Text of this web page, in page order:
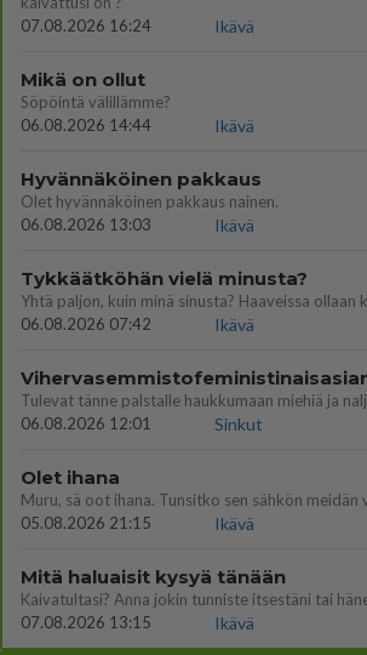
07.08.2026 16:24
Ikävä
Mikä on ollut
Söpöintä välillämme?
06.08.2026 14:44
Ikävä
Hyvännäköinen pakkaus
Olet hyvännäköinen pakkaus nainen.
06.08.2026 13:03
Ikävä
Tykkäätköhän vielä minusta?
06.08.2026 07:42
Ikävä
06.08.2026 12:01
Sinkut
Olet ihana
05.08.2026 21:15
Ikävä
Mitä haluaisit kysyä tänään
Kaivatultasi? Anna jokin tunniste itsestäni tai
07.08.2026 13:15
Ikävä